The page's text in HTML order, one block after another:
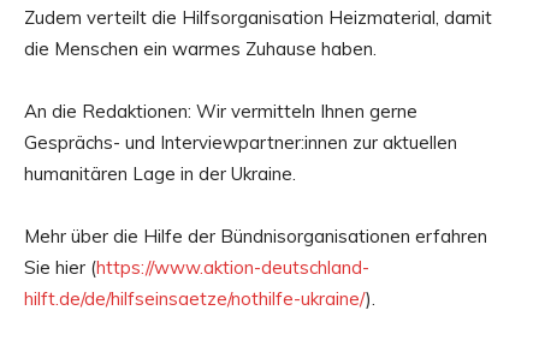
Zudem verteilt die Hilfsorganisation Heizmaterial, damit
die Menschen ein warmes Zuhause haben.
An die Redaktionen: Wir vermitteln Ihnen gerne
Gesprächs- und Interviewpartner:innen zur aktuellen
humanitären Lage in der Ukraine.
Mehr über die Hilfe der Bündnisorganisationen erfahren
Sie hier (https://www.aktion-deutschland-
hilft.de/de/hilfseinsaetze/nothilfe-ukraine/).